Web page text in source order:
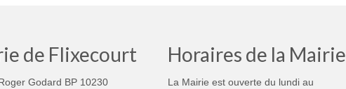
flambeaux avec la participation des Dauphynes.
distribués UNIQUEMENT
au départ du cortège !
de Flixecourt
Godard BP 10230
Horaires de la Mairie
La Mairie est ouverte du lundi au